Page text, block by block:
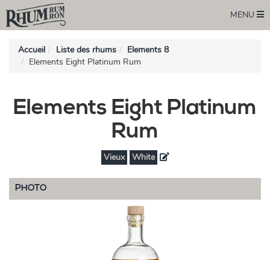
MENU
Accueil Liste des rhums
Elements 8
Elements Eight Platinum Rum
Elements Eight Platinum
Rum
Vieux White
PHOTO